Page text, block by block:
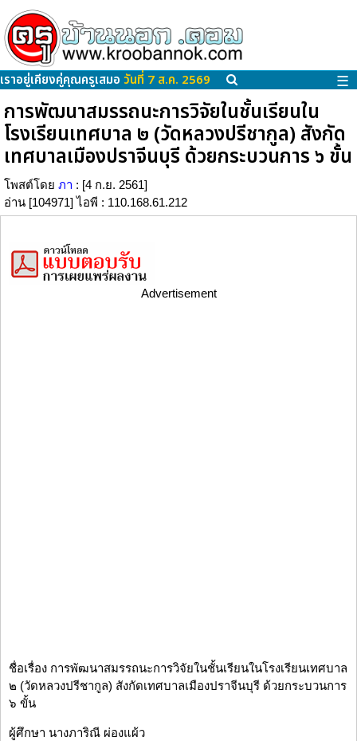
เราอยู่เคียงคู่คุณครูเสมอ วันที่ 7 ส.ค. 2569 ☰
การพัฒนาสมรรถนะการวิจัยในชั้นเรียนใน
โรงเรียนเทศบาล ๒ (วัดหลวงปรีชากูล) สังกัด
เทศบาลเมืองปราจีนบุรี ด้วยกระบวนการ ๖ ขั้น
โพสต์โดย ภา : [4 ก.ย. 2561]
อ่าน [104971] ไอพี : 110.168.61.212
Advertisement
ชื่อเรื่อง การพัฒนาสมรรถนะการวิจัยในชั้นเรียนในโรงเรียนเทศบาล
๒ (วัดหลวงปรีชากูล) สังกัดเทศบาลเมืองปราจีนบุรี ด้วยกระบวนการ
๖ ขั้น
ผู้ศึกษา นางภาริณี ผ่องแผ้ว